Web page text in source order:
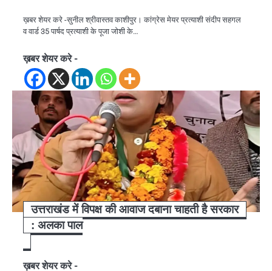
ख़बर शेयर करे -सुनील श्रीवास्तव काशीपुर। कांग्रेस मेयर प्रत्याशी संदीप सहगल
व वार्ड 35 पार्षद प्रत्याशी के पूजा जोशी के…
ख़बर शेयर करे -
उत्तराखंड में विपक्ष की आवाज दबाना चाहती है सरकार
: अलका पाल
ख़बर शेयर करे -